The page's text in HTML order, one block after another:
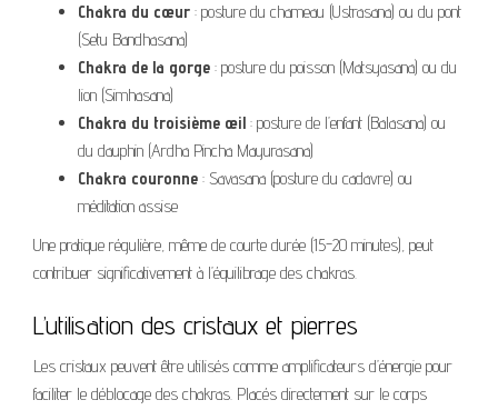
Chakra du cœur : posture du chameau (Ustrasana) ou du pont
(Setu Bandhasana)
Chakra de la gorge : posture du poisson (Matsyasana) ou du
lion (Simhasana)
Chakra du troisième œil : posture de l’enfant (Balasana) ou
du dauphin (Ardha Pincha Mayurasana)
Chakra couronne : Savasana (posture du cadavre) ou
méditation assise
Une pratique régulière, même de courte durée (15-20 minutes), peut
contribuer significativement à l’équilibrage des chakras.
L’utilisation des cristaux et pierres
Les cristaux peuvent être utilisés comme amplificateurs d’énergie pour
faciliter le déblocage des chakras. Placés directement sur le corps